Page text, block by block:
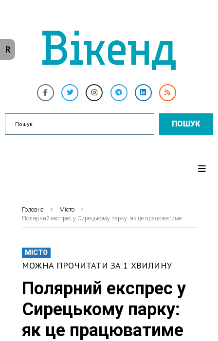
ПОШУК
Головна
Місто
Полярний експрес у Сирецькому парку: як це працюватиме
МІСТО
МОЖНА ПРОЧИТАТИ ЗА 1 ХВИЛИНУ
Полярний експрес у
Сирецькому парку:
як це працюватиме
R